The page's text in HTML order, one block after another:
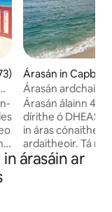
4.94 as 5, 173
Árasán in
Árasán
shiúl na gcos
Árasán álainn 4
dírithe ó DHEAS
in áras cónaithe
ardaitheoir. Tá na
bealach isteach/
árasáin ar